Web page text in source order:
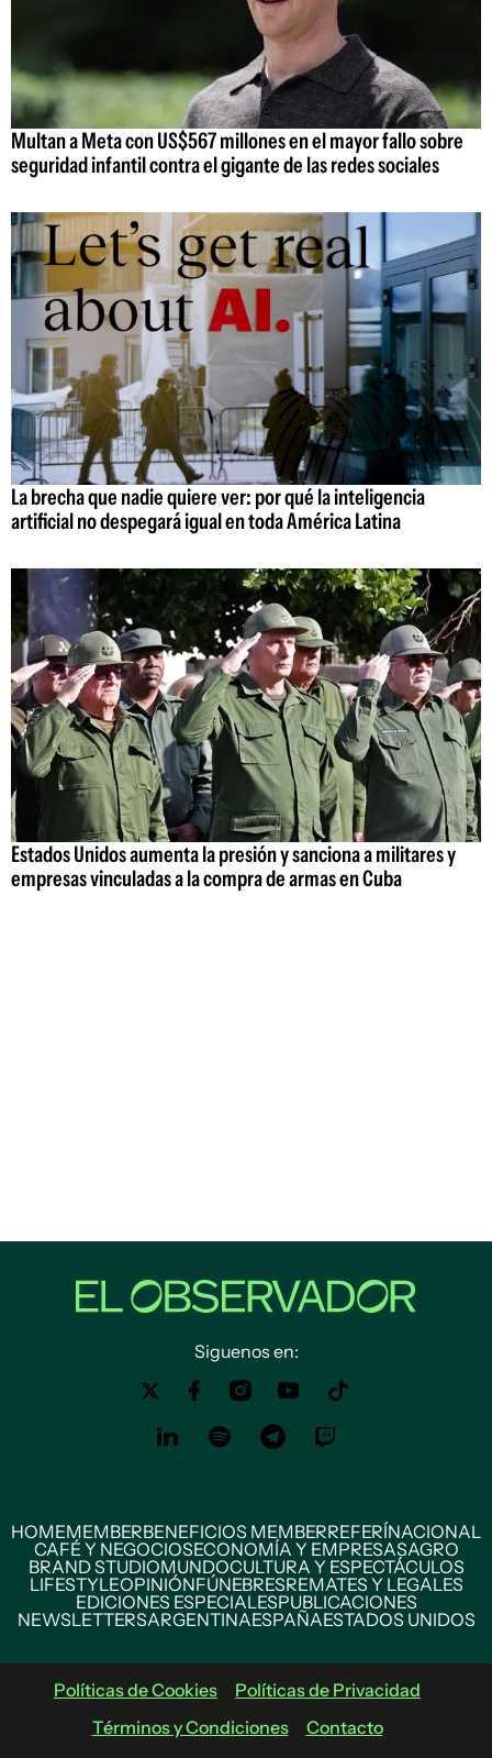
Multan a Meta con US$567 millones en el mayor fallo sobre
seguridad infantil contra el gigante de las redes sociales
La brecha que nadie quiere ver: por qué la inteligencia
artificial no despegará igual en toda América Latina
Estados Unidos aumenta la presión y sanciona a militares y
empresas vinculadas a la compra de armas en Cuba
Siguenos en:
HOMEMEMBERBENEFICIOS MEMBERREFERÍNACIONAL
CAFÉ Y NEGOCIOSECONOMÍA Y EMPRESASAGRO
BRAND STUDIOMUNDOCULTURA Y ESPECTÁCULOS
LIFESTYLEOPINIÓNFÚNEBRESREMATES Y LEGALES
EDICIONES ESPECIALESPUBLICACIONES
NEWSLETTERSARGENTINAESPAÑAESTADOS UNIDOS
Políticas de Cookies
Políticas de Privacidad
Términos y Condiciones
Contacto